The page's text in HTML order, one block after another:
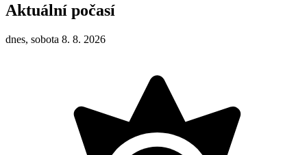
Aktuální počasí
dnes, sobota 8. 8. 2026